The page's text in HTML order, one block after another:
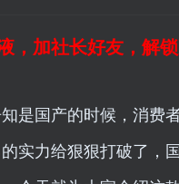
，加社长好友，解
是国产的时候，消费
实力给狠狠打破了，